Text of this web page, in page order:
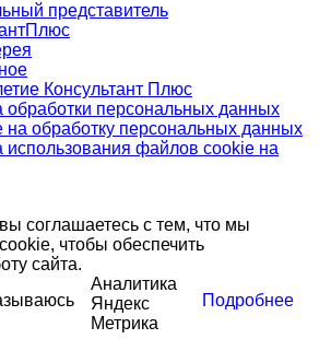
представитель
Консультант Плюс
обработки персональных данных
на обработку персональных данных
использования файлов cookie на
соглашаетесь с тем, что мы
чтобы обеспечить
сайта.
Подробнее
Аналитика
Яндекс
Метрика